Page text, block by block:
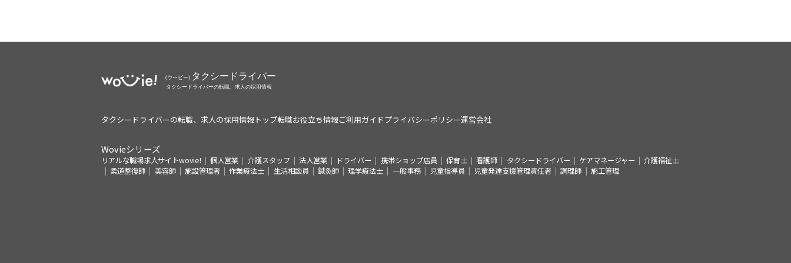
タクシードライバーの転職、求人の採用情報トップ転職お役立ち情報ご利用ガイドプライバシーポリシー運営会社
Wovieシリーズ
リアルな職場求人サイトwovie! 個人営業 介護スタッフ 法人営業 ドライバー 携帯ショップ店員 保育士 看護師 タクシードライバー ケアマネージャー
介護福祉士
柔道整復師
美容師 施設管理者 作業療法士 生活相談員 鍼灸師 理学療法士 一般事務 児童指導員 児童発達支援管理責任者 調理師 施工管理